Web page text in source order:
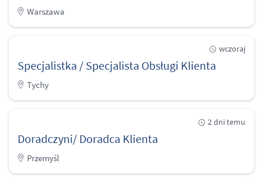
Warszawa
Specjalistka / Specjalista Obsługi Klienta
wczoraj
Tychy
Doradczyni/ Doradca Klienta
2 dni temu
Przemyśl